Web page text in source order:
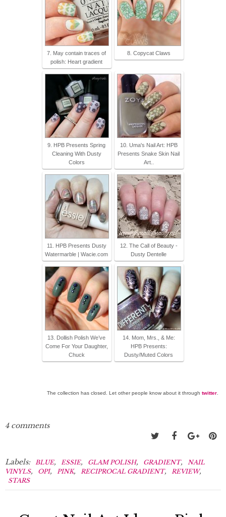
7. May contain traces of
polish: Heart gradient
8. Copycat Claws
9. HPB Presents Spring
Cleaning With Dusty
Colors
10. Uma's Nail Art: HPB
Presents Snake Skin Nail
Art..
11. HPB Presents Dusty
Watermarble | Wacie.com
12. The Call of Beauty -
Dusty Dentelle
13. Dollish Polish We’ve
Come For Your Daughter,
Chuck
14. Mom, Mrs., & Me:
HPB Presents:
Dusty/Muted Colors
The collection has closed. Let other people know about it through twitter.
4 comments
Labels: BLUE, ESSIE, GLAM POLISH, GRADIENT,
NAIL
VINYLS, OPI, PINK, RECIPROCAL GRADIENT, REVIEW,
STARS